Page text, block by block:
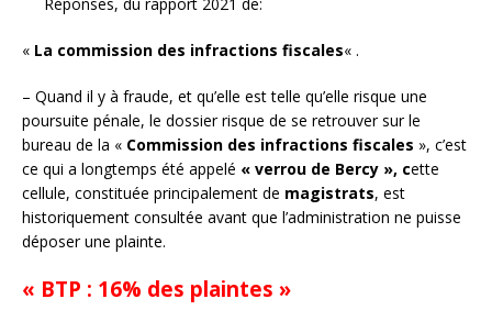
« La commission des infractions fiscales« .
– Quand il y à fraude, et qu’elle est telle qu’elle risque une
poursuite pénale, le dossier risque de se retrouver sur le
bureau de la « Commission des infractions fiscales », c’est
ce qui a longtemps été appelé « verrou de Bercy », cette
cellule, constituée principalement de magistrats, est
historiquement consultée avant que l’administration ne puisse
déposer une plainte.
« BTP : 16% des plaintes »